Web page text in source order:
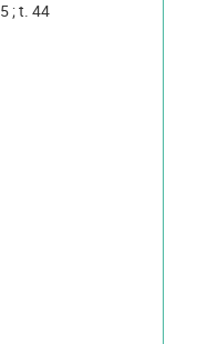
; t. 44